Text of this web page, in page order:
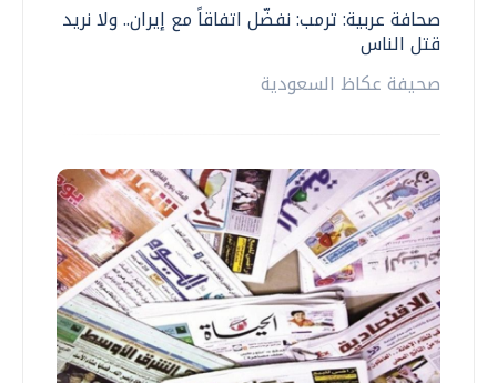
صحافة عربية: ترمب: نفضّل اتفاقاً مع إيران.. ولا نريد
قتل الناس
صحيفة عكاظ السعودية